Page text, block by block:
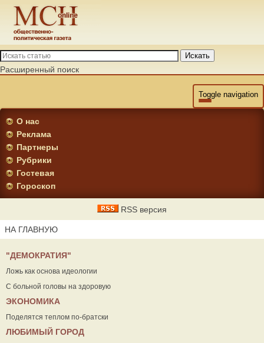
Искать
Расширенный поиск
Toggle navigation
О нас
Реклама
Партнеры
Рубрики
Гостевая
Гороскоп
RSS версия
НА ГЛАВНУЮ
"ДЕМОКРАТИЯ"
Ложь как основа идеологии
С больной головы на здоровую
ЭКОНОМИКА
Поделятся теплом по-братски
ЛЮБИМЫЙ ГОРОД